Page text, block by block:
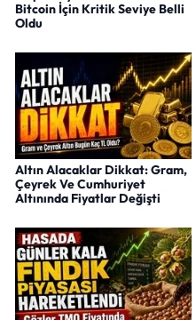
Bitcoin İçin Kritik Seviye Belli
Oldu
Altın Alacaklar Dikkat: Gram,
Çeyrek Ve Cumhuriyet
Altınında Fiyatlar Değişti